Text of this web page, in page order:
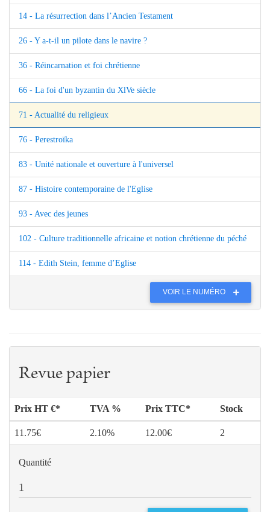
14 - La résurrection dans l’Ancien Testament
26 - Y a-t-il un pilote dans le navire ?
36 - Réincarnation et foi chrétienne
66 - La foi d'un byzantin du XlVe siècle
71 - Actualité du religieux
76 - Perestroïka
83 - Unité nationale et ouverture à l'universel
87 - Histoire contemporaine de l'Eglise
93 - Avec des jeunes
102 - Culture traditionnelle africaine et notion chrétienne du péché
114 - Edith Stein, femme d’Eglise
VOIR LE NUMÉRO
Revue papier
Prix HT €* TVA % Prix TTC* Stock
11.75€ 2.10% 12.00€ 2
Quantité